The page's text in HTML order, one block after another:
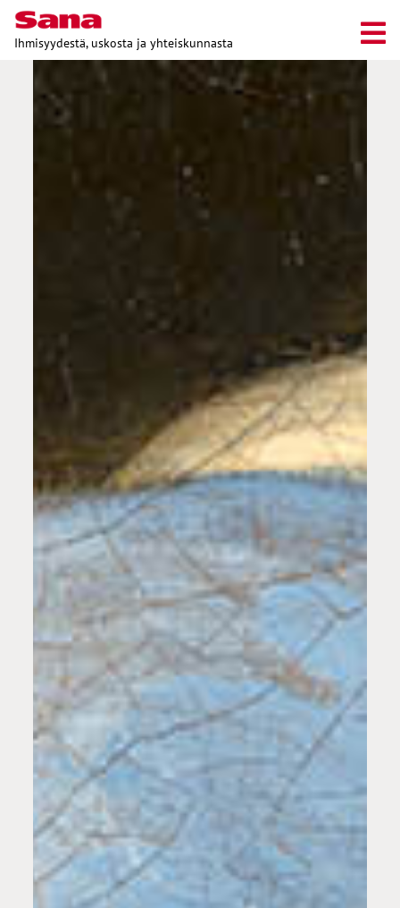
Ihmisyydestä, uskosta ja yhteiskunnasta